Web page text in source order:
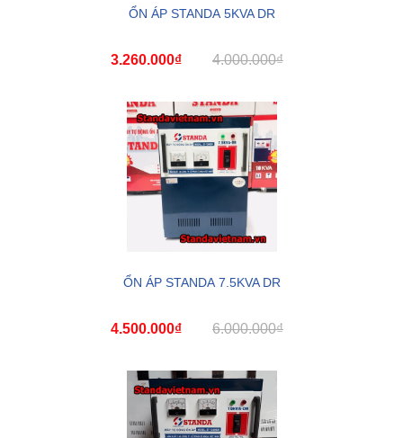
ỔN ÁP STANDA 5KVA DR
3.260.000₫ 4.000.000₫
ỔN ÁP STANDA 7.5KVA DR
4.500.000₫ 6.000.000₫